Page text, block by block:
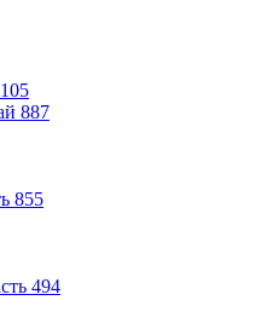
887
855
494